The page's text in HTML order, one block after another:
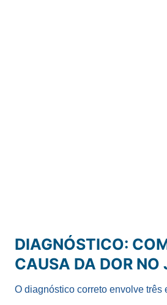
DIAGNÓSTICO:
CAUSA DA DOR NO
O diagnóstico correto envolve três